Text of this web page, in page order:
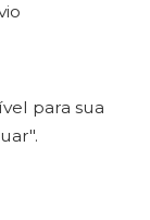
para sua